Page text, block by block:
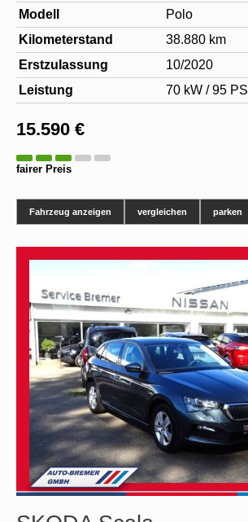
Modell
Polo
Kilometerstand
38.880 km
Erstzulassung
10/2020
Leistung
70 kW / 95 PS
15.590 €
fairer Preis
Fahrzeug anzeigen vergleichen parken